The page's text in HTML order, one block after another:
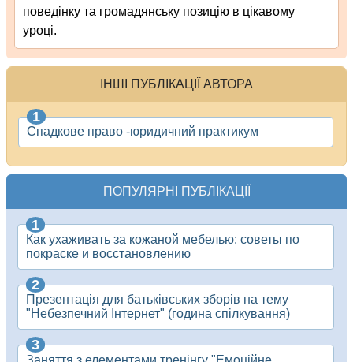
поведінку та громадянську позицію в цікавому
уроці.
ІНШІ ПУБЛІКАЦІЇ АВТОРА
Спадкове право -юридичний практикум
ПОПУЛЯРНІ ПУБЛІКАЦІЇ
Как ухаживать за кожаной мебелью: советы по
покраске и восстановлению
Презентація для батьківських зборів на тему
"Небезпечний Інтернет" (година спілкування)